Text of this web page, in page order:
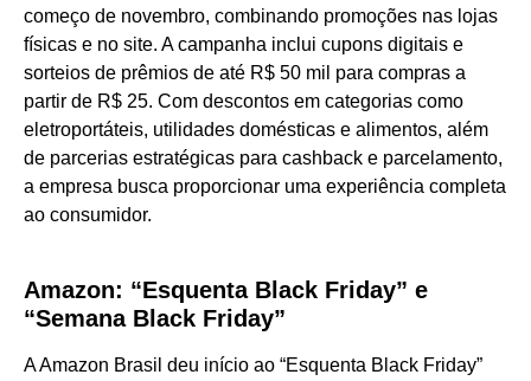
começo de novembro, combinando promoções nas lojas
físicas e no site. A campanha inclui cupons digitais e
sorteios de prêmios de até R$ 50 mil para compras a
partir de R$ 25. Com descontos em categorias como
eletroportáteis, utilidades domésticas e alimentos, além
de parcerias estratégicas para cashback e parcelamento,
a empresa busca proporcionar uma experiência completa
ao consumidor.
Amazon: “Esquenta Black Friday” e
“Semana Black Friday”
A Amazon Brasil deu início ao “Esquenta Black Friday”